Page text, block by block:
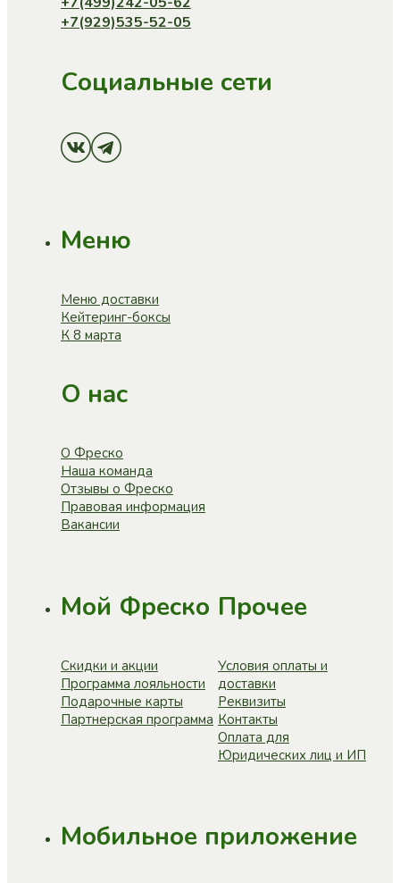
+7(929)535-52-05
Социальные сети
Меню
Меню доставки
Кейтеринг-боксы
К 8 марта
О нас
О Фреско
Наша команда
Отзывы о Фреско
Правовая информация
Вакансии
Мой Фреско
Скидки и акции
Программа лояльности
Подарочные карты
Партнерская программа
Прочее
Условия оплаты и
доставки
Реквизиты
Контакты
Оплата для
Юридических лиц и ИП
Мобильное приложение